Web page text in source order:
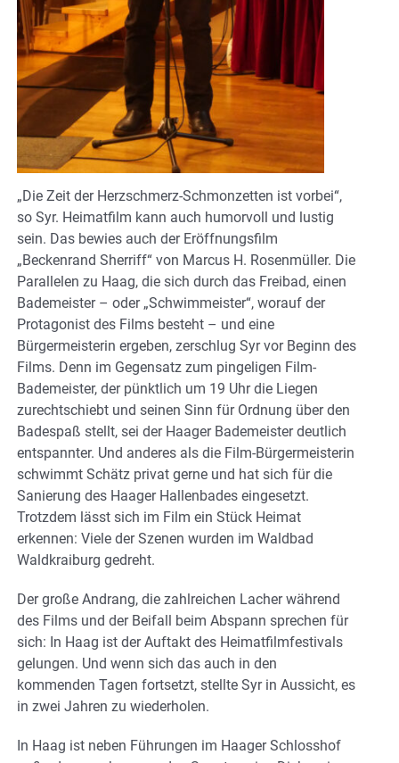
„Die Zeit der Herzschmerz-Schmonzetten ist vorbei“,
so Syr. Heimatfilm kann auch humorvoll und lustig
sein. Das bewies auch der Eröffnungsfilm
„Beckenrand Sherriff“ von Marcus H. Rosenmüller. Die
Parallelen zu Haag, die sich durch das Freibad, einen
Bademeister – oder „Schwimmeister“, worauf der
Protagonist des Films besteht – und eine
Bürgermeisterin ergeben, zerschlug Syr vor Beginn des
Films. Denn im Gegensatz zum pingeligen Film-
Bademeister, der pünktlich um 19 Uhr die Liegen
zurechtschiebt und seinen Sinn für Ordnung über den
Badespaß stellt, sei der Haager Bademeister deutlich
entspannter. Und anderes als die Film-Bürgermeisterin
schwimmt Schätz privat gerne und hat sich für die
Sanierung des Haager Hallenbades eingesetzt.
Trotzdem lässt sich im Film ein Stück Heimat
erkennen: Viele der Szenen wurden im Waldbad
Waldkraiburg gedreht.
Der große Andrang, die zahlreichen Lacher während
des Films und der Beifall beim Abspann sprechen für
sich: In Haag ist der Auftakt des Heimatfilmfestivals
gelungen. Und wenn sich das auch in den
kommenden Tagen fortsetzt, stellte Syr in Aussicht, es
in zwei Jahren zu wiederholen.
In Haag ist neben Führungen im Haager Schlosshof